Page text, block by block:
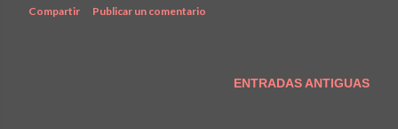
Compartir Publicar un comentario
ENTRADAS ANTIGUAS